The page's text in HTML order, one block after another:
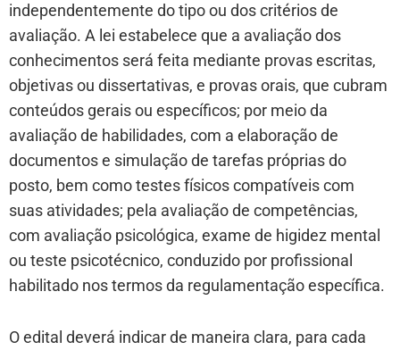
independentemente do tipo ou dos critérios de
avaliação. A lei estabelece que a avaliação dos
conhecimentos será feita mediante provas escritas,
objetivas ou dissertativas, e provas orais, que cubram
conteúdos gerais ou específicos; por meio da
avaliação de habilidades, com a elaboração de
documentos e simulação de tarefas próprias do
posto, bem como testes físicos compatíveis com
suas atividades; pela avaliação de competências,
com avaliação psicológica, exame de higidez mental
ou teste psicotécnico, conduzido por profissional
habilitado nos termos da regulamentação específica.
O edital deverá indicar de maneira clara, para cada